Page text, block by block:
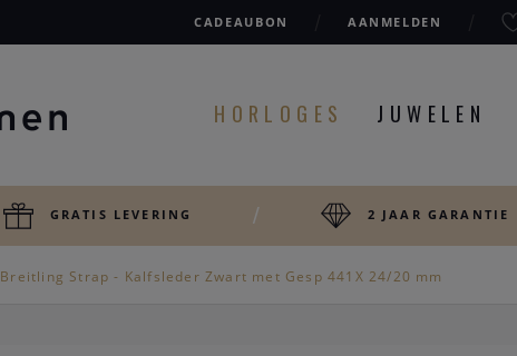
CADEAUBON AANMELDEN
HORLOGES JUWELEN
GRATIS LEVERING 2 JAAR GARANTIE
Breitling Strap - Kalfsleder Zwart met Gesp 441X 24/20 mm